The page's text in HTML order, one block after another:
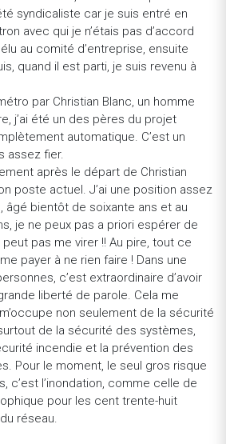
syndicaliste car je suis entré en
avec qui je n’étais pas d’accord
au comité d’entreprise, ensuite
quand il est parti, je suis revenu à
par Christian Blanc, un homme
j’ai été un des pères du projet
automatique. C’est un
assez fier.
après le départ de Christian
poste actuel. J’ai une position assez
âgé bientôt de soixante ans et au
je ne peux pas a priori espérer de
peut pas me virer !! Au pire, tout ce
payer à ne rien faire ! Dans une
c’est extraordinaire d’avoir
liberté de parole. Cela me
non seulement de la sécurité
de la sécurité des systèmes,
incendie et la prévention des
Pour le moment, le seul gros risque
c’est l’inondation, comme celle de
pour les cent trente-huit
réseau.